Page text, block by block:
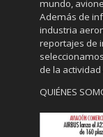
mundo,
Además de
industria
reportajes de
de la
QUIÉNES